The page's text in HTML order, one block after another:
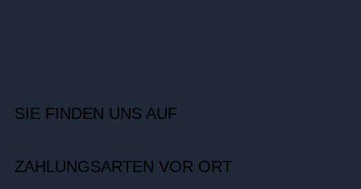
SIE FINDEN UNS AUF
ZAHLUNGSARTEN VOR ORT